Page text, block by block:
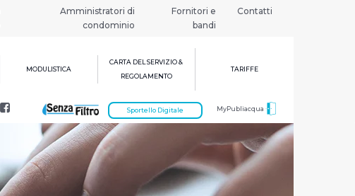
Amministratori di
condominio
Fornitori e
bandi
Contatti
MODULISTICA
CARTA DEL SERVIZIO &
REGOLAMENTO
TARIFFE
MyPubliacqua
Sportello Digitale